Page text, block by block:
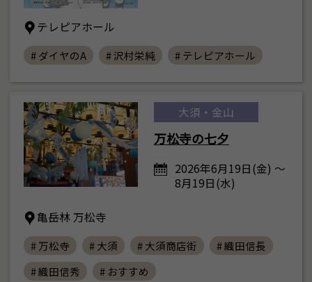
テレピアホール
# ダイヤのA # 沢村栄純 # テレピアホール
大須・金山
万松寺の七夕
2026年6月19日(金) ～
8月19日(水)
亀岳林 万松寺
# 万松寺 # 大須 # 大須商店街
# 織田信長
# 織田信秀
# おすすめ